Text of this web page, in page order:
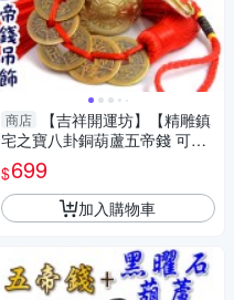
商店
【吉祥開運坊】【精雕鎮
宅之寶八卦銅葫蘆五帝錢 可開
口葫蘆 將煞氣轉為財氣 】開光
擇日
$699
加入購物車